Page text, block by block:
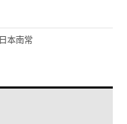
日本南常